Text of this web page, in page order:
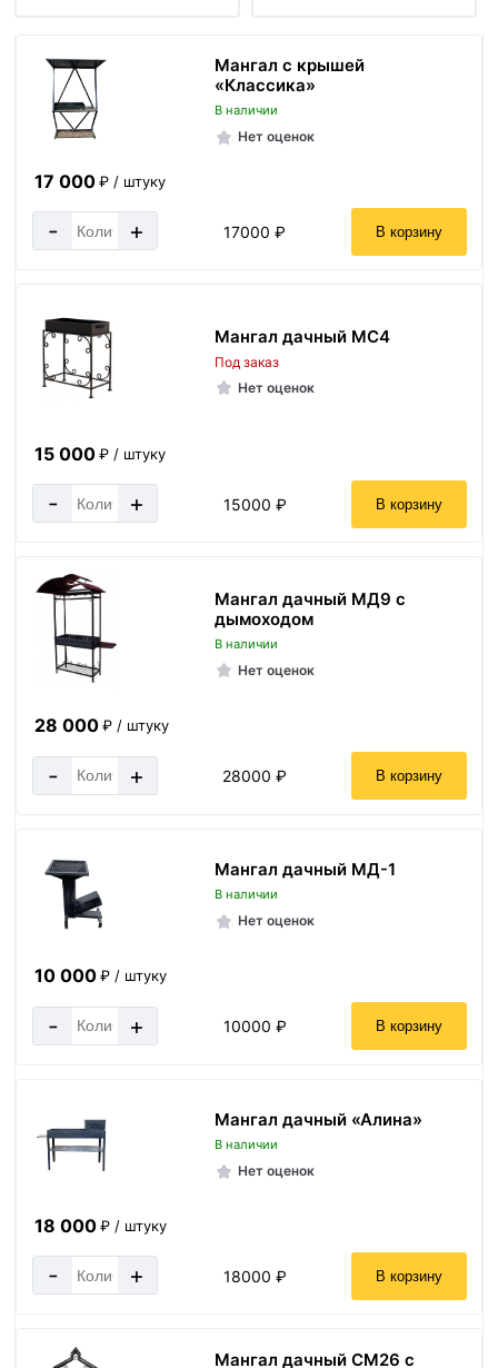
Мангал с крышей
«Классика»
В наличии
Нет оценок
17 000₽ / штуку
- + 17000 ₽ В корзину
Мангал дачный МС4
Под заказ
Нет оценок
15 000₽ / штуку
- + 15000 ₽ В корзину
Мангал дачный МД9 с
дымоходом
В наличии
Нет оценок
28 000₽ / штуку
- + 28000 ₽ В корзину
Мангал дачный МД-1
В наличии
Нет оценок
10 000₽ / штуку
- + 10000 ₽ В корзину
Мангал дачный «Алина»
В наличии
Нет оценок
18 000₽ / штуку
- + 18000 ₽ В корзину
Мангал дачный СМ26 с